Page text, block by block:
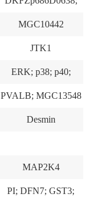
MGC10442
JTK1
ERK; p38; p40;
PVALB; MGC13548
Desmin
MAP2K4
PI; DFN7; GST3;